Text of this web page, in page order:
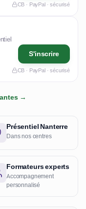
CB · PayPal · sécurisé
S'inscrire
CB · PayPal · sécurisé
→
Présentiel Nanterre
Dans nos centres
Formateurs experts
Accompagnement
personnalisé